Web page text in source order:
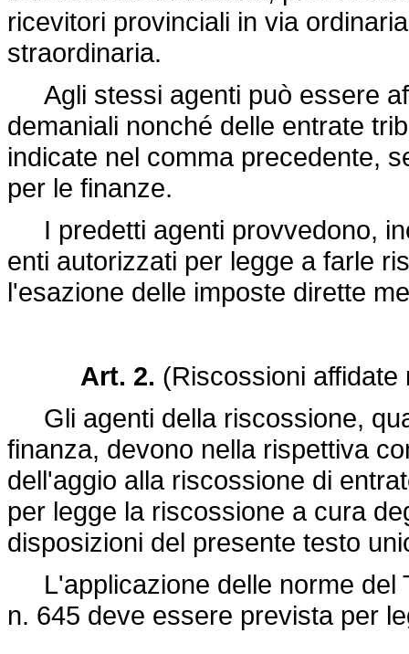
ricevitori provinciali in via
straordinaria.
Agli stessi agenti può essere
demaniali nonché delle entrate
indicate nel comma precedente,
per le finanze.
I predetti agenti provvedono,
enti autorizzati per legge a farle
l'esazione delle imposte dirette
Art. 2. (Riscossioni
Gli agenti della riscossione,
finanza, devono nella rispettiva
dell'aggio alla riscossione di
per legge la riscossione a cura
disposizioni del presente testo
L'applicazione delle norme del
n. 645 deve essere prevista per